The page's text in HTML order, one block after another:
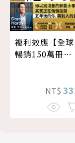
複利效應【全球
暢銷150萬冊・
NT$